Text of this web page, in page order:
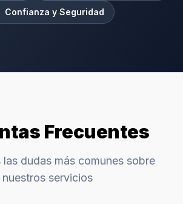
Confianza y Seguridad
Frecuentes
las dudas más comunes sobre
nuestros servicios